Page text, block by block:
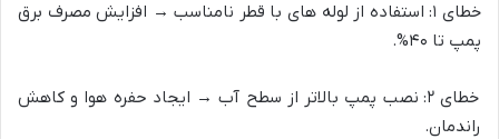
خطای ۱: استفاده از لوله های با قطر نامناسب → افزایش مصرف برق
پمپ تا ۴۰%
.
خطای ۲: نصب پمپ بالاتر از سطح آب → ایجاد حفره هوا و کاهش
راندمان.